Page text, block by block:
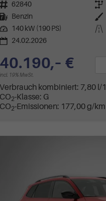
Fahrzeugnr. 62840 Getriebe
Kraftstoff
Benzin Außenfarbe
Leistung
140 kW (190 PS) Kilometerstand
24.02.2026
40.190,– €
incl. 19% MwSt.
Verbrauch kombiniert: 7,80 l/
CO2-Klasse: G
CO2-Emissionen: 177,00 g/km